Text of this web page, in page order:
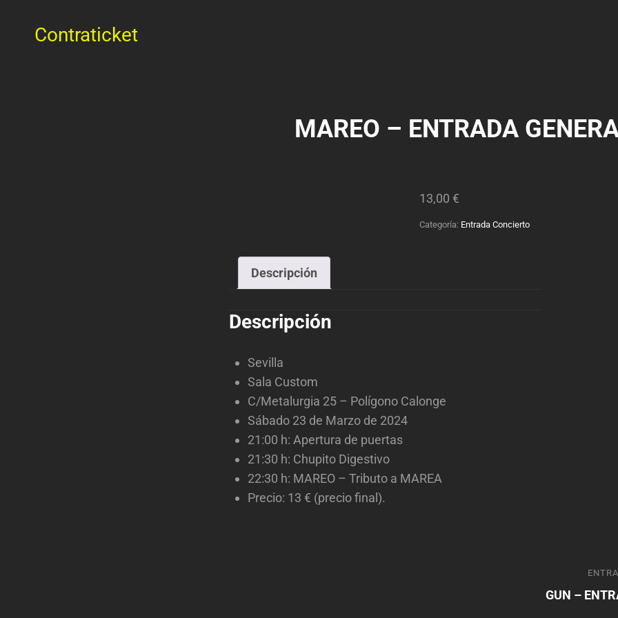
Contraticket
MAREO – ENTRADA
13,00 €
Categoría: Entrada Concierto
Descripción
Descripción
Sevilla
Sala Custom
C/Metalurgia 25 – Polígono Calonge
Sábado 23 de Marzo de 2024
21:00 h: Apertura de puertas
21:30 h: Chupito Digestivo
22:30 h: MAREO – Tributo a MAREA
Precio: 13 € (precio final).
siguiente
GUN –